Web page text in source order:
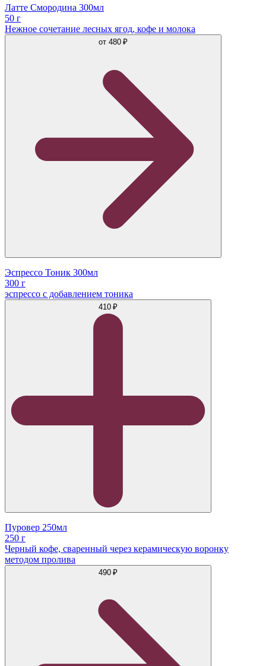
Латте Смородина 300мл
50 г
Нежное сочетание лесных ягод, кофе и молока
от 480 ₽
Эспрессо Тоник 300мл
300 г
эспрессо с добавлением тоника
410 ₽
Пуровер 250мл
250 г
Черный кофе, сваренный через керамическую воронку
методом пролива
490 ₽